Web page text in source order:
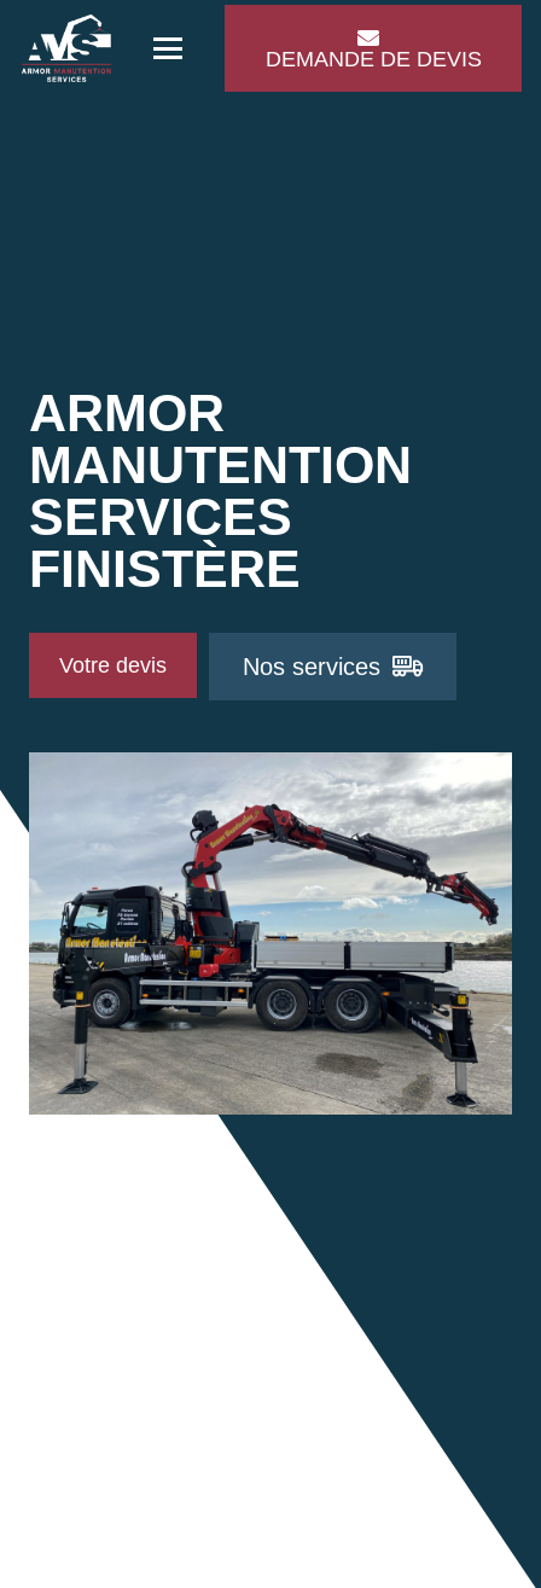
DEMANDE DE DEVIS
ARMOR
MANUTENTION
SERVICES
FINISTÈRE
Votre devis Nos services